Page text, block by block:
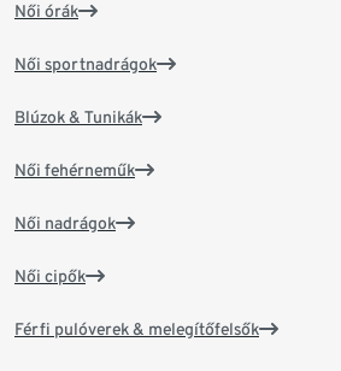
Női órák
Női sportnadrágok
Blúzok & Tunikák
Női fehérneműk
Női nadrágok
Női cipők
Férfi pulóverek & melegítőfelsők